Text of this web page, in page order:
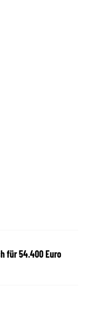
für 54.400 Euro